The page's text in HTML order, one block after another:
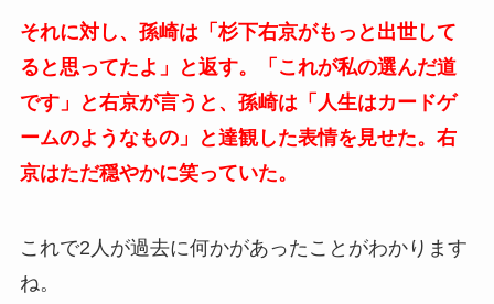
それに対し、孫崎は「杉下右京がもっと出世して
ると思ってたよ」と返す。「これが私の選んだ道
です」と右京が言うと、孫崎は「人生はカードゲ
ームのようなもの」と達観した表情を見せた。右
京はただ穏やかに笑っていた。
これで2人が過去に何かがあったことがわかります
ね。